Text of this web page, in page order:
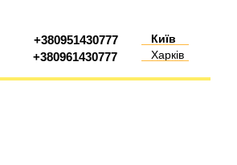
+380961430777
+380951430777
Київ
Харків